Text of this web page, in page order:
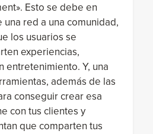
Esto se debe en
red a una comunidad,
los usuarios se
experiencias,
entretenimiento. Y, una
además de las
conseguir crear esa
con tus clientes y
que comparten tus